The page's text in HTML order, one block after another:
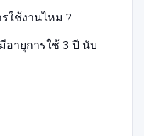
ใช้งานไหม ?
อายุการใช้ 3 ปี นับ